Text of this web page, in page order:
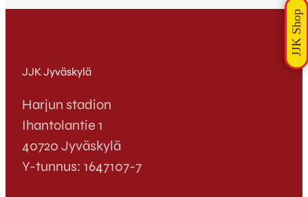
JJK Jyväskylä
Harjun stadion
Ihantolantie 1
40720 Jyväskylä
Y-tunnus: 1647107-7